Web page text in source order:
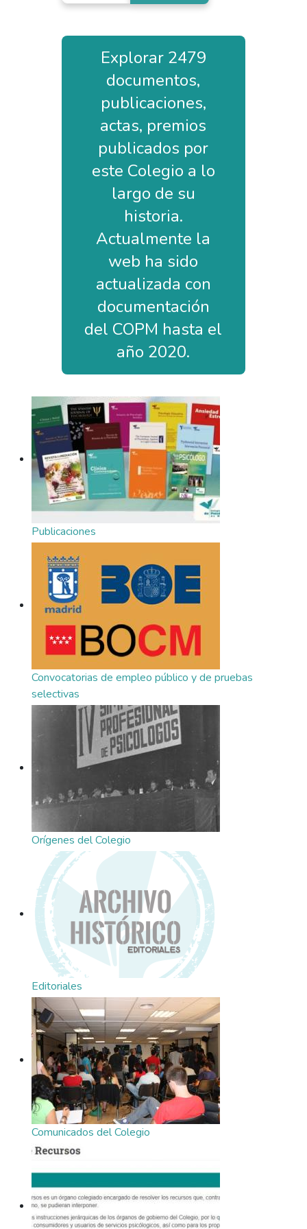
Explorar 2479
documentos,
publicaciones,
actas, premios
publicados por
este Colegio a lo
largo de su
historia.
Actualmente la
web ha sido
actualizada con
documentación
del COPM hasta el
año 2020.
Publicaciones
Convocatorias de empleo público y de pruebas
selectivas
Orígenes del Colegio
Editoriales
Comunicados del Colegio